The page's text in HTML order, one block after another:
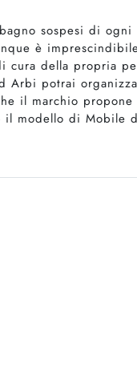
sospesi di
è
della propria
Arbi potrai
il marchio propone
modello di Mobile